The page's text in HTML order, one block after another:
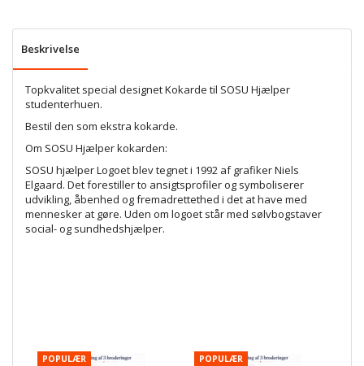
Beskrivelse
Topkvalitet special designet Kokarde til SOSU Hjælper
studenterhuen.
Bestil den som ekstra kokarde.
Om SOSU Hjælper kokarden:
SOSU hjælper Logoet blev tegnet i 1992 af grafiker Niels
Elgaard. Det forestiller to ansigtsprofiler og symboliserer
udvikling, åbenhed og fremadrettethed i det at have med
mennesker at gøre. Uden om logoet står med sølvbogstaver
social- og sundhedshjælper.
POPULÆR POPULÆR